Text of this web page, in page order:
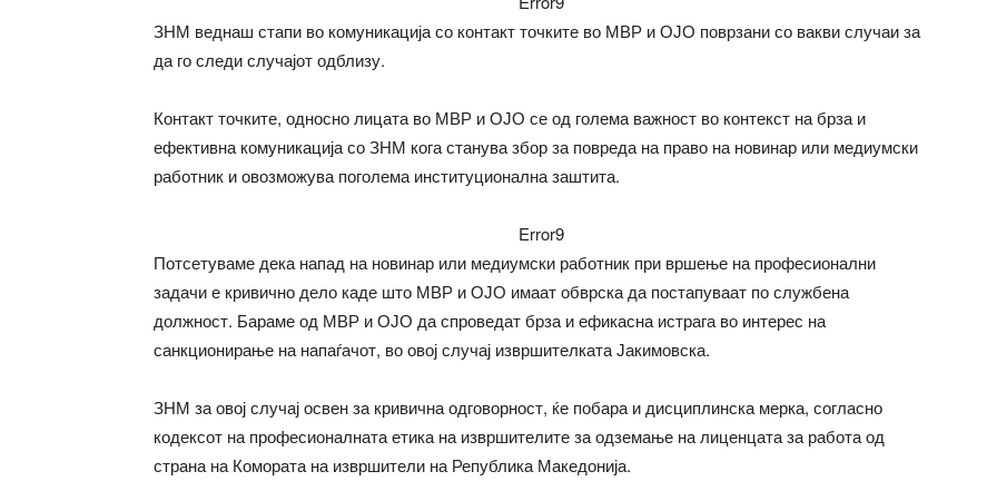
ЗНМ веднаш стапи во комуникација со контакт точките во МВР и ОЈО поврзани со вакви случаи за
да го следи случајот одблизу.
Контакт точките, односно лицата во МВР и ОЈО се од голема важност во контекст на брза и
ефективна комуникација со ЗНМ кога станува збор за повреда на право на новинар или медиумски
работник и овозможува поголема институционална заштита.
Error9
Потсетуваме дека напад на новинар или медиумски работник при вршење на професионални
задачи е кривично дело каде што МВР и ОЈО имаат обврска да постапуваат по службена
должност. Бараме од МВР и ОЈО да спроведат брза и ефикасна истрага во интерес на
санкционирање на напаѓачот, во овој случај извршителката Јакимовска.
ЗНМ за овој случај освен за кривична одговорност, ќе побара и дисциплинска мерка, согласно
кодексот на професионалната етика на извршителите за одземање на лиценцата за работа од
страна на Комората на извршители на Република Македонија.